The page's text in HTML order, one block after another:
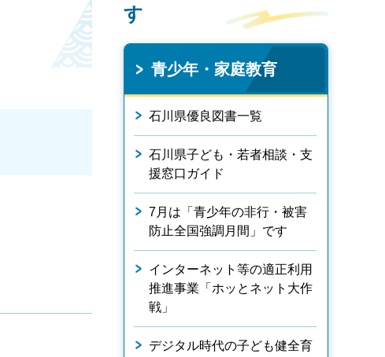
す
青少年・家庭教育
石川県優良図書一覧
石川県子ども・若者相談・支
援窓口ガイド
7月は「青少年の非行・被害
防止全国強調月間」です
インターネット等の適正利用
推進事業「ホッとネット大作
戦」
デジタル時代の子ども健全育